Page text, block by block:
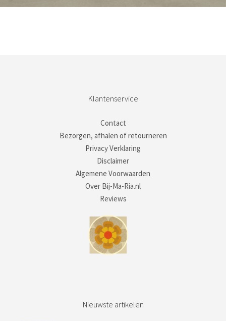
Klantenservice
Contact
Bezorgen, afhalen of retourneren
Privacy Verklaring
Disclaimer
Algemene Voorwaarden
Over Bij-Ma-Ria.nl
Reviews
Nieuwste artikelen